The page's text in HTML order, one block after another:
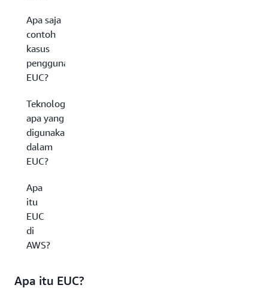
Apa saja
contoh
kasus
penggunaan
EUC?
Teknologi
apa yang
digunakan
dalam
EUC?
Apa
itu
EUC
di
AWS?
Apa itu EUC?